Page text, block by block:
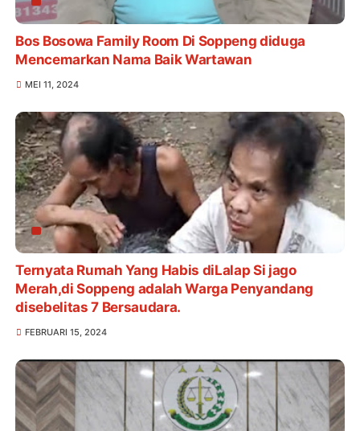
Bos Bosowa Family Room Di Soppeng diduga
Mencemarkan Nama Baik Wartawan
MEI 11, 2024
Ternyata Rumah Yang Habis diLalap Si jago
Merah,di Soppeng adalah Warga Penyandang
disebelitas 7 Bersaudara.
FEBRUARI 15, 2024